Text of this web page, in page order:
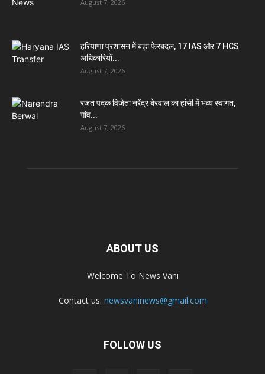
August 7, 2026
हरियाणा प्रशासन में बड़ा फेरबदल, 17 IAS और 7 HCS
अधिकारियों...
August 7, 2026
रजत पदक विजेता नरेंद्र बेरवाल का हांसी में भव्य स्वागत,
गांव...
August 7, 2026
ABOUT US
Welcome To News Vani
Contact us: newsvaninews@gmail.com
FOLLOW US